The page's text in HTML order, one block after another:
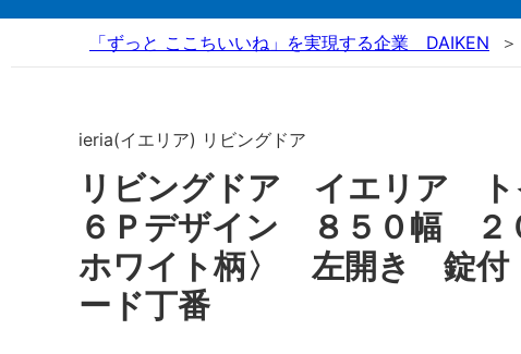
「ずっと ここちいいね」を実現する企業 DAIKEN
ieria(イエリア) リビングドア
リビングドア イエリア
６Ｐデザイン ８５０幅 ２
ホワイト柄〉 左開き 錠
ード丁番